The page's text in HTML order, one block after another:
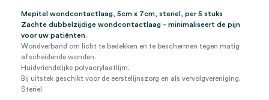
Mepitel wondcontactlaag, 5cm x 7cm, steriel, per 5 stuks
Zachte dubbelzijdige wondcontactlaag – minimaliseert de pijn
voor uw patiënten.
Wondverband om licht te bedekken en te beschermen tegen matig
afscheidende wonden.
Huidvriendelijke polyacrylaatlijm.
Bij uitstek geschikt voor de eerstelijnszorg en als vervolgvereniging.
Steriel.